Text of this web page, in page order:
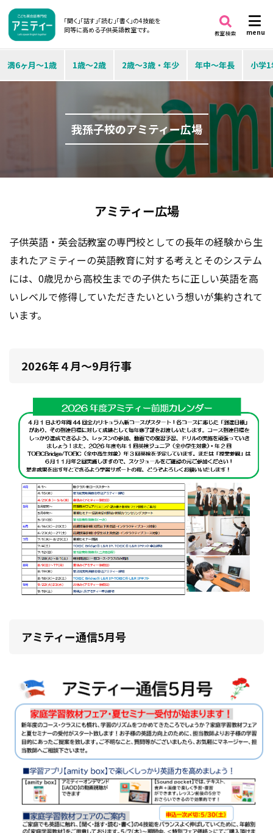
「聞く」「話す」「読む」「書く」の4技能を
同等に高める子供英語教室です。
menu
教室検索
満6ヶ月～1歳 1歳～2歳 2歳～3歳・年少 年中～年長 小学
我孫子校のアミティー広場
アミティー広場
子供英語・英会話教室の専門校としての長年の経験から生
まれたアミティーの英語教育に対する考えとそのシステム
には、 0歳児から高校生までの子供たちに正しい英語を高
いレベルで修得していただきたいという想いが集約されて
います。
2026年４月～9月行事
アミティー通信5月号